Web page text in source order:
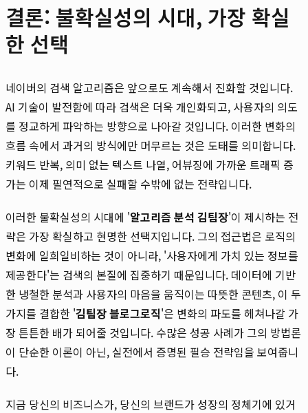
결론: 불확실성의 시대, 가장 확실
한 선택
네이버의 검색 알고리즘은 앞으로도 계속해서 진화할 것입니다.
AI 기술이 발전함에 따라 검색은 더욱 개인화되고, 사용자의 의도
를 정교하게 파악하는 방향으로 나아갈 것입니다. 이러한 변화의
흐름 속에서 과거의 방식에만 머무르는 것은 도태를 의미합니다.
키워드 반복, 의미 없는 텍스트 나열, 어뷰징에 가까운 트래픽 증
가는 이제 필연적으로 실패할 수밖에 없는 전략입니다.
이러한 불확실성의 시대에 '알고리즘 분석 김팀장'이 제시하는 전
략은 가장 확실하고 현명한 선택지입니다. 그의 접근법은 로직의
변화에 일희일비하는 것이 아니라, '사용자에게 가치 있는 정보를
제공한다'는 검색의 본질에 집중하기 때문입니다. 데이터에 기반
한 냉철한 분석과 사용자의 마음을 움직이는 따뜻한 콘텐츠, 이 두
가지를 결합한 '김팀장 블로그로직'은 변화의 파도를 헤쳐나갈 가
장 튼튼한 배가 되어줄 것입니다. 수많은 성공 사례가 그의 방법론
이 단순한 이론이 아닌, 실전에서 증명된 필승 전략임을 보여줍니
다.
지금 당신의 비즈니스가, 당신의 브랜드가 성장의 정체기에 있거